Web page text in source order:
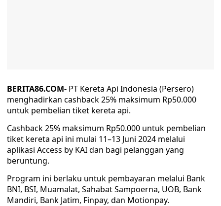
BERITA86.COM- PT Kereta Api Indonesia (Persero)
menghadirkan cashback 25% maksimum Rp50.000
untuk pembelian tiket kereta api.
Cashback 25% maksimum Rp50.000 untuk pembelian
tiket kereta api ini mulai 11–13 Juni 2024 melalui
aplikasi Access by KAI dan bagi pelanggan yang
beruntung.
Program ini berlaku untuk pembayaran melalui Bank
BNI, BSI, Muamalat, Sahabat Sampoerna, UOB, Bank
Mandiri, Bank Jatim, Finpay, dan Motionpay.